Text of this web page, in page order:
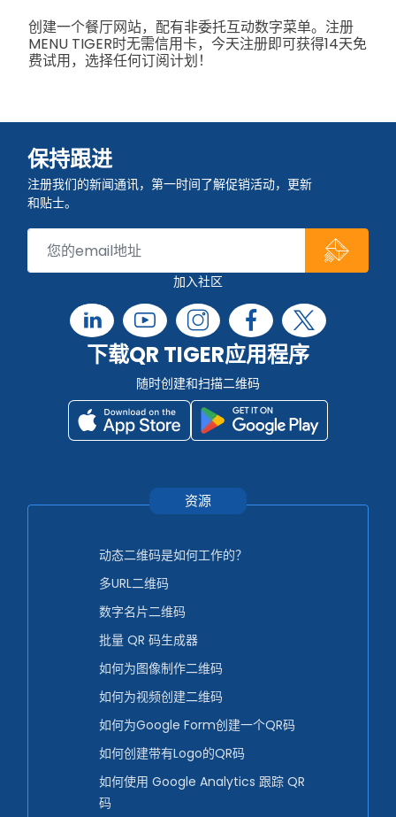
创建一个餐厅网站，配有非委托互动数字菜单。注册
MENU TIGER时无需信用卡，今天注册即可获得14天免
费试用，选择任何订阅计划！
保持跟进
注册我们的新闻通讯，第一时间了解促销活动，更新
和贴士。
加入社区
下载QR TIGER应用程序
随时创建和扫描二维码
资源
动态二维码是如何工作的？
多URL二维码
数字名片二维码
批量 QR 码生成器
如何为图像制作二维码
如何为视频创建二维码
如何为Google Form创建一个QR码
如何创建带有Logo的QR码
如何使用 Google Analytics 跟踪 QR
码